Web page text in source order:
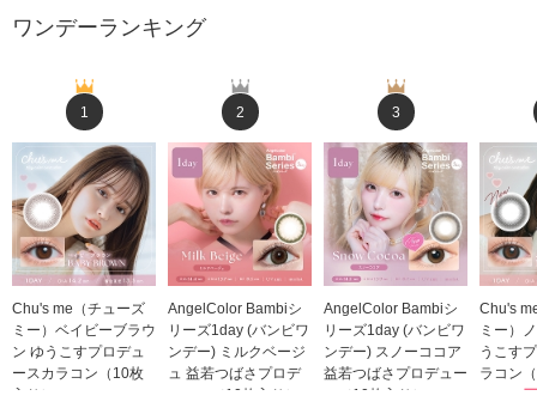
ワンデーランキング
1
Chu's me（チューズ
ミー）ベイビーブラウ
ン ゆうこすプロデュ
ースカラコン（10枚
入り）
2
AngelColor Bambiシ
リーズ1day (バンビワ
ンデー) ミルクベージ
ュ 益若つばさプロデ
ュース（10枚入り）
3
AngelColor Bambiシ
リーズ1day (バンビワ
ンデー) スノーココア
益若つばさプロデュー
ス（10枚入り）
Chu's
ミー）
うこす
ラコン
1,705